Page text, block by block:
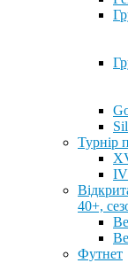
Турнір
IV
40+,
Футнет